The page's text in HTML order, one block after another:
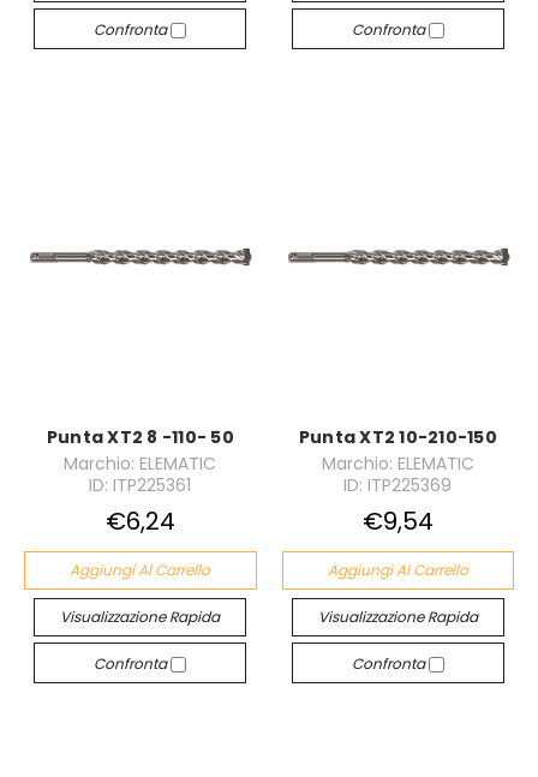
Confronta Confronta
Punta XT2 8 -110- 50
Marchio: ELEMATIC
ID: ITP225361
€6,24
Aggiungi Al Carrello
Visualizzazione Rapida
Confronta
Punta XT2 10-210-150
Marchio: ELEMATIC
ID: ITP225369
€9,54
Aggiungi Al Carrello
Visualizzazione Rapida
Confronta